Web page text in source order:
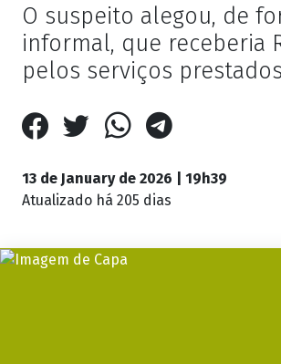
O suspeito alegou, de
informal, que receberia
pelos serviços prestados
13 de January de 2026 | 19h39
Atualizado há 205 dias